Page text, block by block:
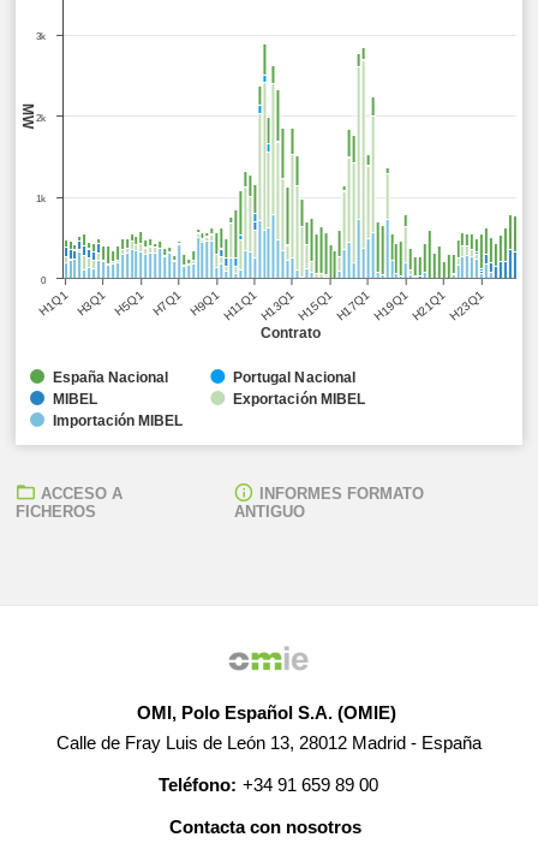
Contrato
MW
H1Q1 H3Q1 H5Q1 H7Q1 H9Q1H11Q1H13Q1H15Q1H17Q1H19Q1H21Q1H23Q1
0
1k
2k
3k
España Nacional Portugal Nacional
MIBEL Exportación MIBEL
Importación MIBEL
ACCESO A
FICHEROS
INFORMES FORMATO
ANTIGUO
OMI, Polo Español S.A. (OMIE)
Calle de Fray Luis de León 13, 28012 Madrid - España
Teléfono: +34 91 659 89 00
Contacta con nosotros